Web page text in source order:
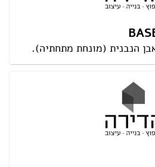
הנבנית (מונחת מתחתיה).